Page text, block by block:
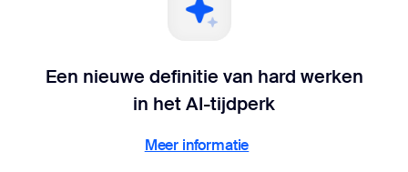
Een nieuwe definitie van hard werken
in het AI-tijdperk
Meer informatie